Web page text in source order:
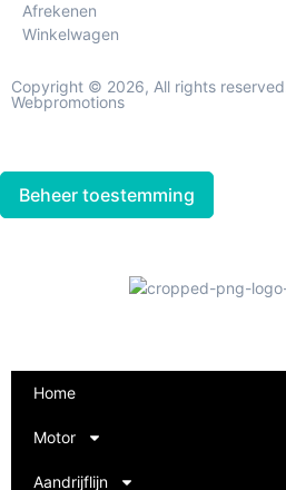
Afrekenen
Winkelwagen
Copyright © 2026, All rights
Webpromotions
Beheer toestemming
Home
Motor
Aandrijflijn